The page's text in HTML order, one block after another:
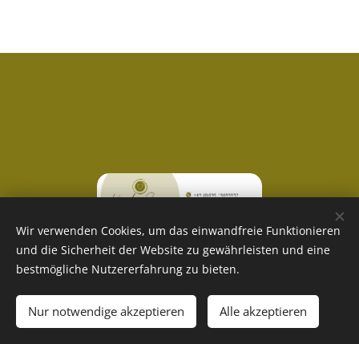
Unterstützt vonWebnode Cookies
Wir verwenden Cookies, um das einwandfreie Funktionieren
und die Sicherheit der Website zu gewährleisten und eine
bestmögliche Nutzererfahrung zu bieten.
Nur notwendige akzeptieren Alle akzeptieren